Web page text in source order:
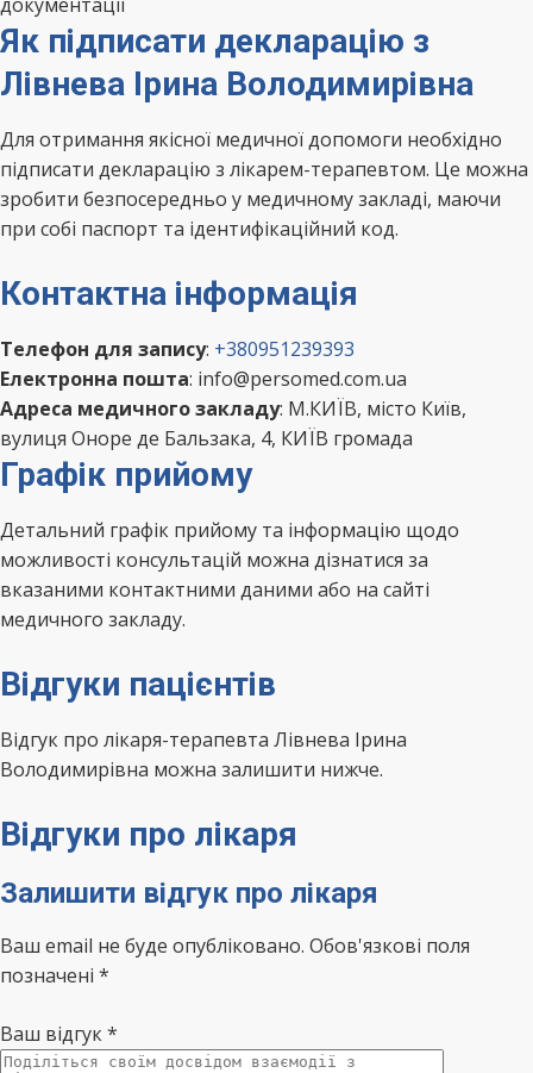
Як підписати декларацію з
Лівнева Ірина Володимирівна
Для отримання якісної медичної допомоги необхідно
підписати декларацію з лікарем-терапевтом. Це можна
зробити безпосередньо у медичному закладі, маючи
при собі паспорт та ідентифікаційний код.
Контактна інформація
Телефон для запису: +380951239393
Електронна пошта: info@persomed.com.ua
Адреса медичного закладу: М.КИЇВ, місто Київ,
вулиця Оноре де Бальзака, 4, КИЇВ громада
Графік прийому
Детальний графік прийому та інформацію щодо
можливості консультацій можна дізнатися за
вказаними контактними даними або на сайті
медичного закладу.
Відгуки пацієнтів
Відгук про лікаря-терапевта Лівнева Ірина
Володимирівна можна залишити нижче.
Відгуки про лікаря
Залишити відгук про лікаря
Ваш email не буде опубліковано. Обов'язкові поля
позначені *
Ваш відгук*